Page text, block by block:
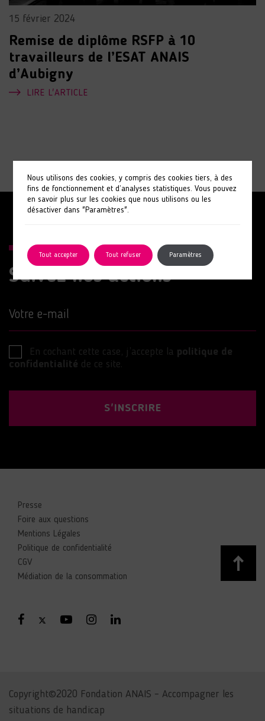
15 février 2024
Remise de diplôme RSFP à 10
travailleurs de l’ESAT ANAIS
d’Aubigny
LIRE L'ARTICLE
Suivez nos actions
Votre e-mail
En cochant cette case, j’accepte la politique de
confidentialité de ce site.
S'INSCRIRE
Presse
Foire aux questions
Mentions Légales
Politique de confidentialité
CGV
Médiation de la consommation
Copyright©2020 Fondation ANAIS – Accompagner les
situations de handicap
Nous utilisons des cookies, y compris des cookies tiers, à des
fins de fonctionnement et d’analyses statistiques. Vous pouvez
en savoir plus sur les cookies que nous utilisons ou les
désactiver dans "Paramètres".
Tout accepter Tout refuser Paramètres